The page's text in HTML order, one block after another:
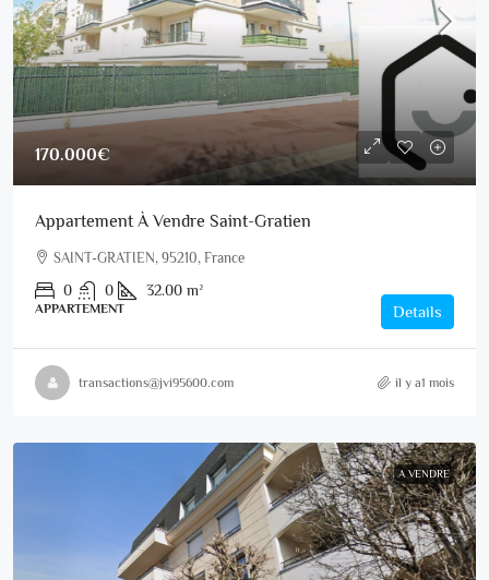
170.000€
Appartement À Vendre Saint-Gratien
SAINT-GRATIEN, 95210, France
0 0 32.00 m²
APPARTEMENT Details
transactions@jvi95600.com il y a1 mois
A VENDRE